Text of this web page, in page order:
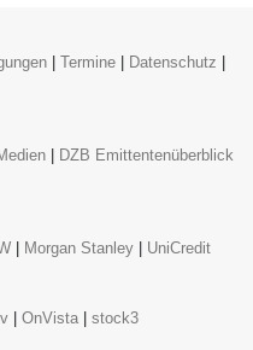
| Termine | Datenschutz |
| DZB Emittentenüberblick
| Morgan Stanley | UniCredit
| OnVista | stock3